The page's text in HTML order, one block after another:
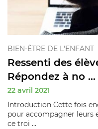
BIEN-ÊTRE DE L'ENFANT
Ressenti des
Répondez à no ...
22 avril 2021
Introduction Cette fois
pour accompagner leurs
ce troi ...